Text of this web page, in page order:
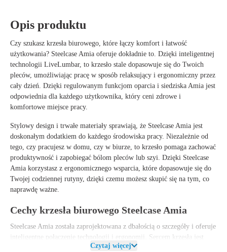
Opis produktu
Czy szukasz krzesła biurowego, które łączy komfort i łatwość
użytkowania? Steelcase Amia oferuje dokładnie to. Dzięki inteligentnej
technologii LiveLumbar, to krzesło stale dopasowuje się do Twoich
pleców, umożliwiając pracę w sposób relaksujący i ergonomiczny przez
cały dzień. Dzięki regulowanym funkcjom oparcia i siedziska Amia jest
odpowiednia dla każdego użytkownika, który ceni zdrowe i
komfortowe miejsce pracy.
Stylowy design i trwałe materiały sprawiają, że Steelcase Amia jest
doskonałym dodatkiem do każdego środowiska pracy. Niezależnie od
tego, czy pracujesz w domu, czy w biurze, to krzesło pomaga zachować
produktywność i zapobiegać bólom pleców lub szyi. Dzięki Steelcase
Amia korzystasz z ergonomicznego wsparcia, które dopasowuje się do
Twojej codziennej rutyny, dzięki czemu możesz skupić się na tym, co
naprawdę ważne.
Cechy krzesła biurowego Steelcase Amia
Steelcase Amia została zaprojektowana z dbałością o szczegóły i oferuje
inteligentne połączenie technologii i ergonomii. Sercem krzesła jest
technologia LiveLumbar, która dynamicznie dopasowuje się do dolnej
Czytaj więcej